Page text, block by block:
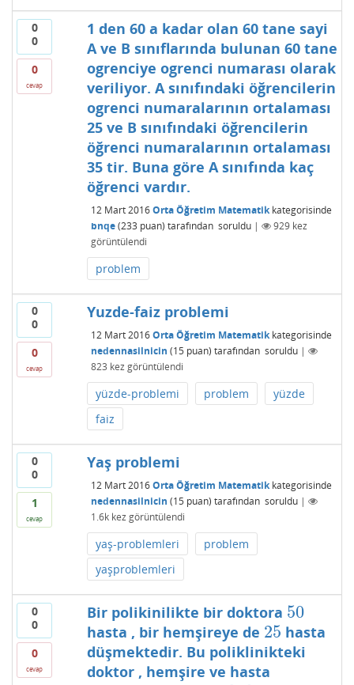
0
0
0
cevap
1 den 60 a kadar olan 60 tane sayi
A ve B sınıflarında bulunan 60 tane
ogrenciye ogrenci numarası olarak
veriliyor. A sınıfındaki öğrencilerin
ogrenci numaralarının ortalaması
25 ve B sınıfındaki öğrencilerin
öğrenci numaralarının ortalaması
35 tir. Buna göre A sınıfında kaç
öğrenci vardır.
12 Mart 2016 Orta Öğretim Matematikkategorisinde
bnqe (233 puan) tarafından soruldu | 929kez
görüntülendi
problem
0
0
0
cevap
Yuzde-faiz problemi
12 Mart 2016 Orta Öğretim Matematikkategorisinde
nedennasilnicin (15 puan) tarafından soruldu |
823 kez görüntülendi
yüzde-problemi problem
yüzde
faiz
0
0
1
cevap
Yaş problemi
12 Mart 2016 Orta Öğretim Matematikkategorisinde
nedennasilnicin (15 puan) tarafından soruldu |
1.6kkez görüntülendi
yaş-problemleri
problem
yaşproblemleri
0
0
0
cevap
Bir polikinilikte bir doktora 50
50
hasta , bir hemşireye de 25
25 hasta
düşmektedir. Bu poliklinikteki
doktor , hemşire ve hasta